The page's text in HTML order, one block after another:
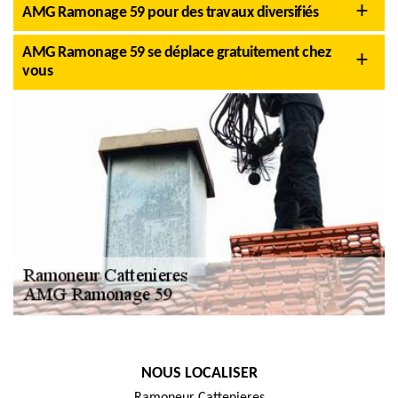
AMG Ramonage 59 pour des travaux diversifiés
AMG Ramonage 59 se déplace gratuitement chez
vous
NOUS LOCALISER